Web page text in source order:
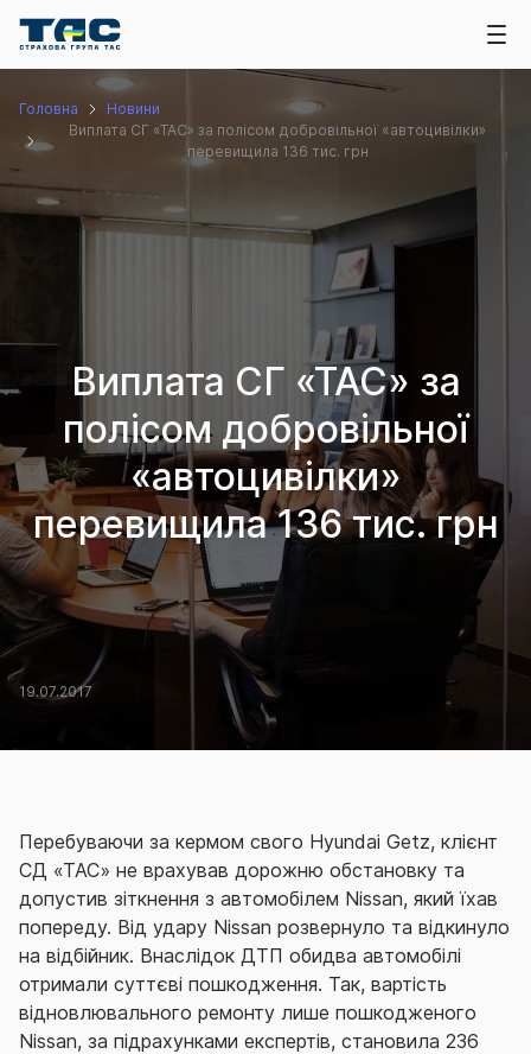
Головна
Новини
Виплата СГ «ТАС» за полісом добровільної «автоцивілки»
перевищила 136 тис. грн
Виплата СГ «ТАС» за
полісом добровільної
«автоцивілки»
перевищила 136 тис. грн
19.07.2017
Перебуваючи за кермом свого Hyundai Getz, клієнт
СД «ТАС» не врахував дорожню обстановку та
допустив зіткнення з автомобілем Nissan, який їхав
попереду. Від удару Nissan розвернуло та відкинуло
на відбійник. Внаслідок ДТП обидва автомобілі
отримали суттєві пошкодження. Так, вартість
відновлювального ремонту лише пошкодженого
Nissan, за підрахунками експертів, становила 236